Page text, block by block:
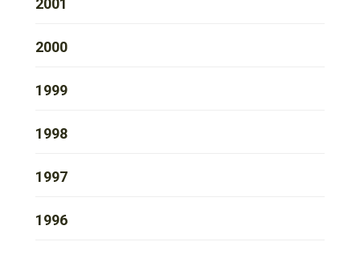
2001
2000
1999
1998
1997
1996